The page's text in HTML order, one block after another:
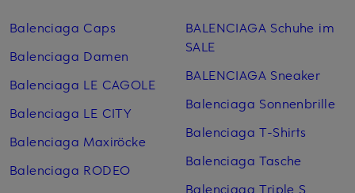
Balenciaga Caps
Balenciaga Damen
Balenciaga LE CAGOLE
Balenciaga LE CITY
Balenciaga Maxiröcke
Balenciaga RODEO
BALENCIAGA Schuhe im
SALE
BALENCIAGA Sneaker
Balenciaga Sonnenbrille
Balenciaga T-Shirts
Balenciaga Tasche
Balenciaga Triple S